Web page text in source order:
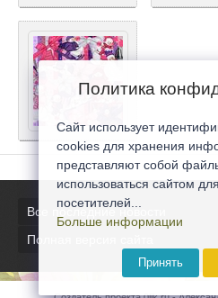
Все последние новости
Полная версия сайта
Политика
Сайт использует
cookies для хранения
представляют собой
использоваться сайтом
посетителей...
Больше информации
Принять